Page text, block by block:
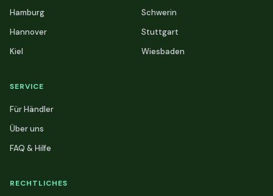
Hamburg
Hannover
Kiel
Schwerin
Stuttgart
Wiesbaden
SERVICE
Für Händler
Über uns
FAQ & Hilfe
RECHTLICHES